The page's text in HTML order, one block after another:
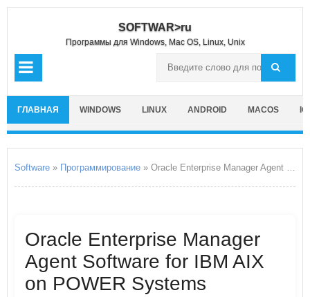
SOFTWAR>ru
Программы для Windows, Mac OS, Linux, Unix
ГЛАВНАЯ WINDOWS LINUX ANDROID MACOS
Software » Программирование » Oracle Enterprise Manager Agent Software for IBM AIX on POWER Systems
Oracle Enterprise Manager
Agent Software for IBM AIX
on POWER Systems